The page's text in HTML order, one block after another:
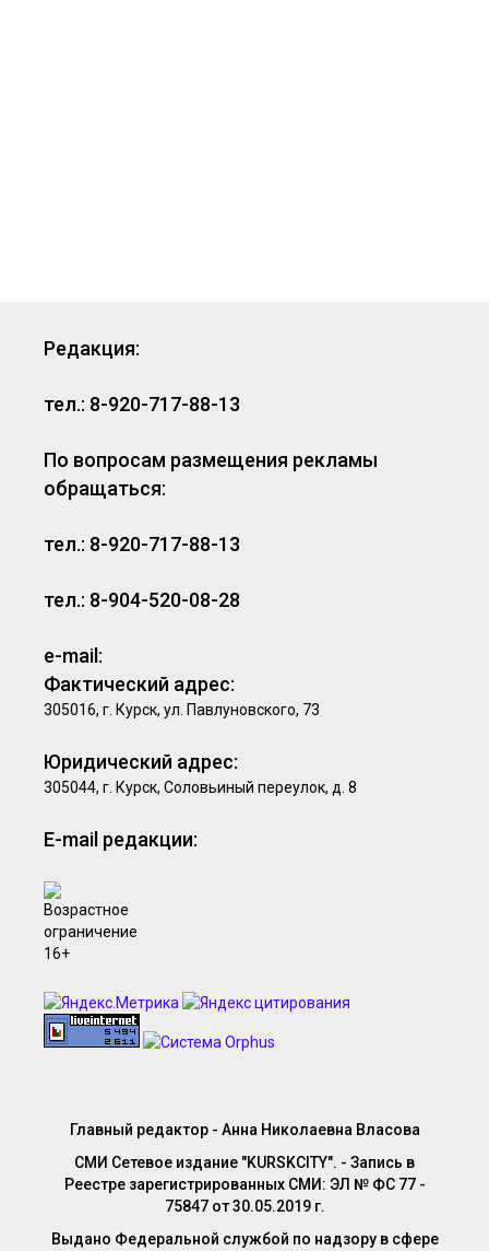
Редакция:
тел.: 8-920-717-88-13
По вопросам размещения рекламы
обращаться:
тел.: 8-920-717-88-13
тел.: 8-904-520-08-28
e-mail:
Фактический адрес:
305016, г. Курск, ул. Павлуновского, 73
Юридический адрес:
305044, г. Курск, Соловьиный переулок, д. 8
E-mail редакции:
Главный редактор - Анна Николаевна Власова
СМИ Сетевое издание "KURSKCITY". - Запись в
Реестре зарегистрированных СМИ: ЭЛ № ФС 77 -
75847 от 30.05.2019 г.
Выдано Федеральной службой по надзору в сфере